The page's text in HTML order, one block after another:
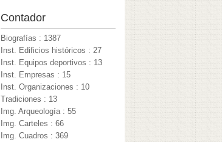
Contador
Biografías : 1387
Inst. Edificios históricos : 27
Inst. Equipos deportivos : 13
Inst. Empresas : 15
Inst. Organizaciones : 10
Tradiciones : 13
Img. Arqueología : 55
Img. Carteles : 66
Img. Cuadros : 369